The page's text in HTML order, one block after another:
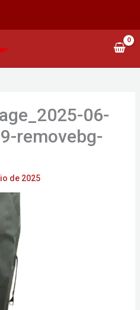
06-
removebg-
de 2025